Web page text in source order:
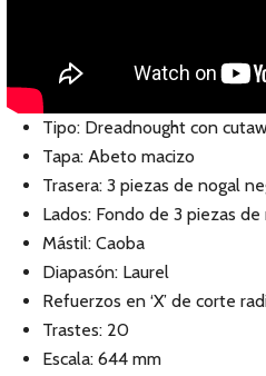
Tipo: Dreadnought con
Tapa: Abeto macizo
Trasera: 3 piezas de nogal
Lados: Fondo de 3 piezas
Mástil: Caoba
Diapasón: Laurel
Refuerzos en ‘X’ de corte
Trastes: 20
Escala: 644 mm